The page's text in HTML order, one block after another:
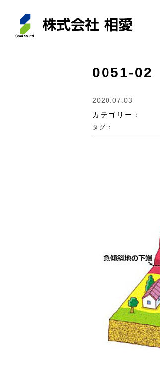
0051-02
2020.07.03
カテゴリー：
タグ：